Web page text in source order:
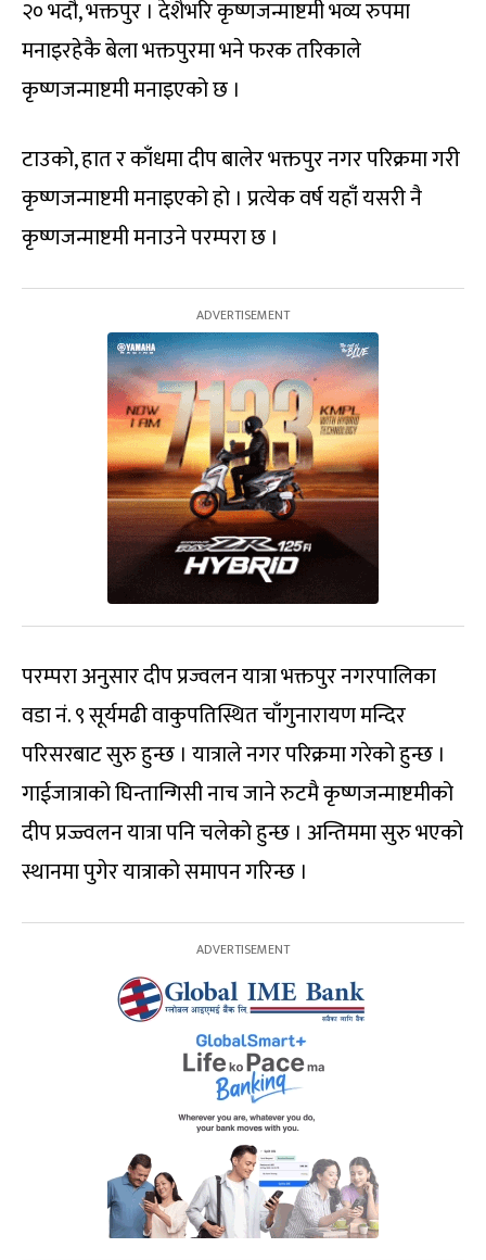
२० भदौ, भक्तपुर । देशैभरि कृष्णजन्माष्टमी भव्य रुपमा
मनाइरहेकै बेला भक्तपुरमा भने फरक तरिकाले
कृष्णजन्माष्टमी मनाइएको छ ।
टाउको, हात र काँधमा दीप बालेर भक्तपुर नगर परिक्रमा गरी
कृष्णजन्माष्टमी मनाइएको हो । प्रत्येक वर्ष यहाँं यसरी नै
कृष्णजन्माष्टमी मनाउने परम्परा छ ।
परम्परा अनुसार दीप प्रज्वलन यात्रा भक्तपुर नगरपालिका
वडा नं. ९ सूर्यमढी वाकुपतिस्थित चाँगुनारायण मन्दिर
परिसरबाट सुरु हुन्छ । यात्राले नगर परिक्रमा गरेको हुन्छ ।
गाईजात्राको घिन्तान्गिसी नाच जाने रुटमै कृष्णजन्माष्टमीको
दीप प्रज्ज्वलन यात्रा पनि चलेको हुन्छ । अन्तिममा सुरु भएको
स्थानमा पुगेर यात्राको समापन गरिन्छ ।